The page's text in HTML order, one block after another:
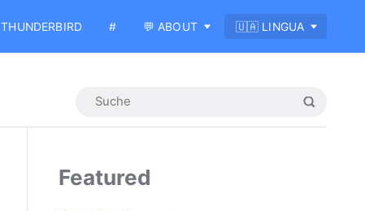
THUNDERBIRD # 💬 ABOUT 🇺🇦 LINGUA
Featured